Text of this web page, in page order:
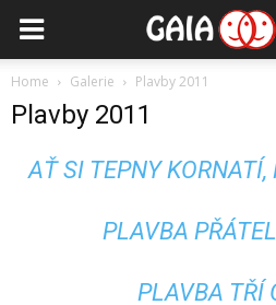
Home Galerie Plavby 2011
Plavby 2011
AŤ SI TEPNY
PLAVBA
PLAVBA TŘÍ